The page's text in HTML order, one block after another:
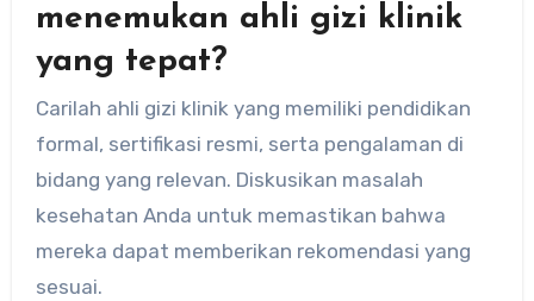
menemukan ahli gizi klinik
yang tepat?
Carilah ahli gizi klinik yang memiliki pendidikan
formal, sertifikasi resmi, serta pengalaman di
bidang yang relevan. Diskusikan masalah
kesehatan Anda untuk memastikan bahwa
mereka dapat memberikan rekomendasi yang
sesuai.